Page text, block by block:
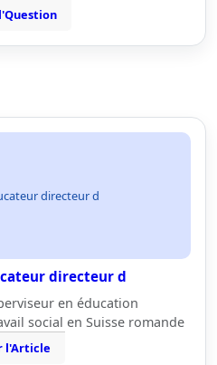
directeur d
directeur d
en éducation
social en Suisse romande
l'Article